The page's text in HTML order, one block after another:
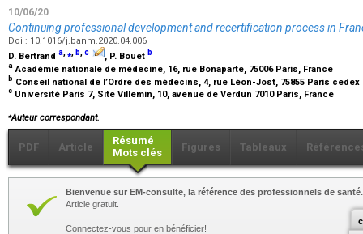
10/06/20
Continuing professional development and recertification process in
Doi : 10.1016/j.banm.2020.04.006
D. Bertrand a,⁎, b,c , P. Bouet b
a Académie nationale de médecine, 16, rue Bonaparte, 75006 Paris, France
b Conseil national de l’Ordre des médecins, 4, rue Léon-Jost, 75855 Paris cedex
c Université Paris 7, Site Villemin, 10, avenue de Verdun 7010 Paris, France
⁎Auteur correspondant.
PDF Article
Résumé
Mots clés
Figures Tableaux
Bienvenue sur EM-consulte, la référence des professionnels de santé.
Article gratuit.
Connectez-vous pour en bénéficier!